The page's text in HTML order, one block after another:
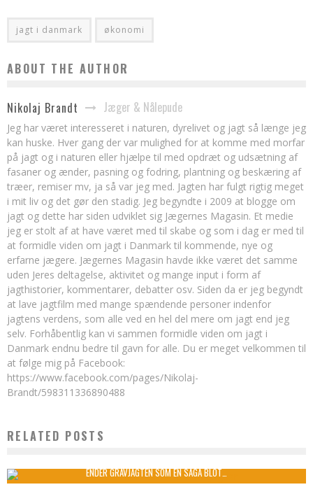
jagt i danmark økonomi
ABOUT THE AUTHOR
Nikolaj Brandt Jæger & Nålepude
Jeg har været interesseret i naturen, dyrelivet og jagt så længe jeg
kan huske. Hver gang der var mulighed for at komme med morfar
på jagt og i naturen eller hjælpe til med opdræt og udsætning af
fasaner og ænder, pasning og fodring, plantning og beskæring af
træer, remiser mv, ja så var jeg med. Jagten har fulgt rigtig meget
i mit liv og det gør den stadig. Jeg begyndte i 2009 at blogge om
jagt og dette har siden udviklet sig Jægernes Magasin. Et medie
jeg er stolt af at have været med til skabe og som i dag er med til
at formidle viden om jagt i Danmark til kommende, nye og
erfarne jægere. Jægernes Magasin havde ikke været det samme
uden Jeres deltagelse, aktivitet og mange input i form af
jagthistorier, kommentarer, debatter osv. Siden da er jeg begyndt
at lave jagtfilm med mange spændende personer indenfor
jagtens verdens, som alle ved en hel del mere om jagt end jeg
selv. Forhåbentlig kan vi sammen formidle viden om jagt i
Danmark endnu bedre til gavn for alle. Du er meget velkommen til
at følge mig på Facebook:
https://www.facebook.com/pages/Nikolaj-
Brandt/598311336890488
RELATED POSTS
ENDER GRAVJAGTEN SOM EN SAGA BLOT…